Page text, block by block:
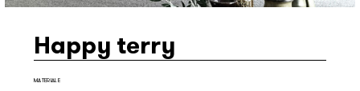
Happy terry
MATERIALE